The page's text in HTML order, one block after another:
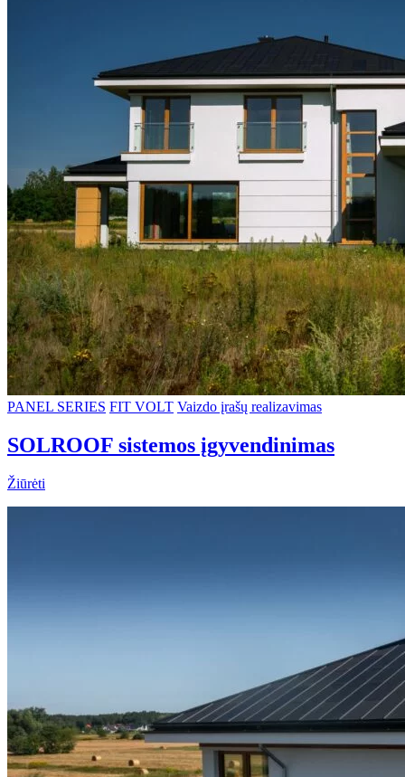
PANEL SERIES FIT VOLT Vaizdo įrašų realizavimas
SOLROOF sistemos įgyvendinimas
Žiūrėti